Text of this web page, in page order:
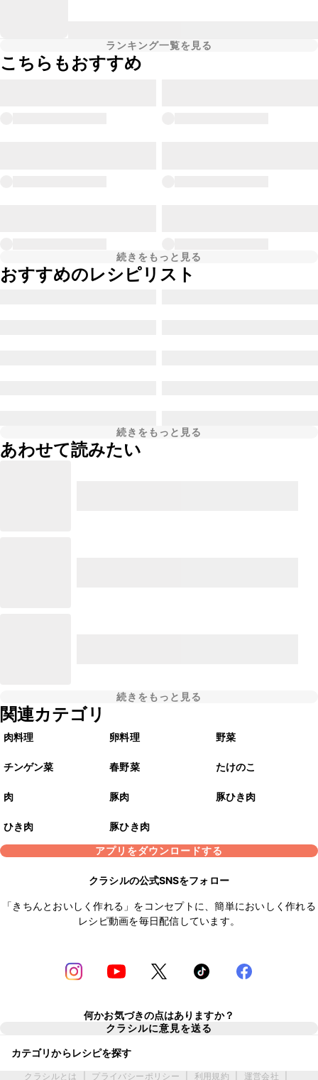
ランキング一覧を見る
こちらもおすすめ
続きをもっと見る
おすすめのレシピリスト
続きをもっと見る
あわせて読みたい
続きをもっと見る
関連カテゴリ
肉料理 卵料理 野菜
チンゲン菜 春野菜 たけのこ
肉 豚肉 豚ひき肉
ひき肉
豚ひき肉
アプリをダウンロードする
クラシルの公式SNSをフォロー
「きちんとおいしく作れる」をコンセプトに、簡単においしく作れる
レシピ動画を毎日配信しています。
何かお気づきの点はありますか？
クラシルに意見を送る
カテゴリからレシピを探す
クラシルとは プライバシーポリシー 利用規約 運営会社